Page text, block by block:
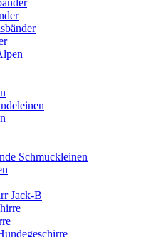
Schmuckleinen
Jack-B